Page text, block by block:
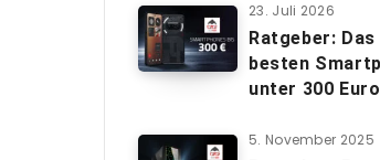
23. Juli 2026
Ratgeber:
besten
unter 300 Euro
5. November 2025